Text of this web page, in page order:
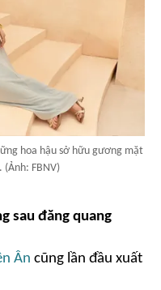
hoa hậu sở hữu gương mặt
(Ảnh: FBNV)
sau đăng quang
Ân cũng lần đầu xuất